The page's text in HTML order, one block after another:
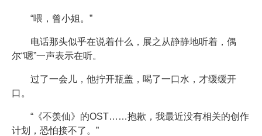
“喂，曾小姐。”
电话那头似乎在说着什么，展之从静静地听着，偶
尔“嗯”一声表示在听。
过了一会儿，他拧开瓶盖，喝了一口水，才缓缓开
口。
“《不羡仙》的OST……抱歉，我最近没有相关的创作
计划，恐怕接不了。”